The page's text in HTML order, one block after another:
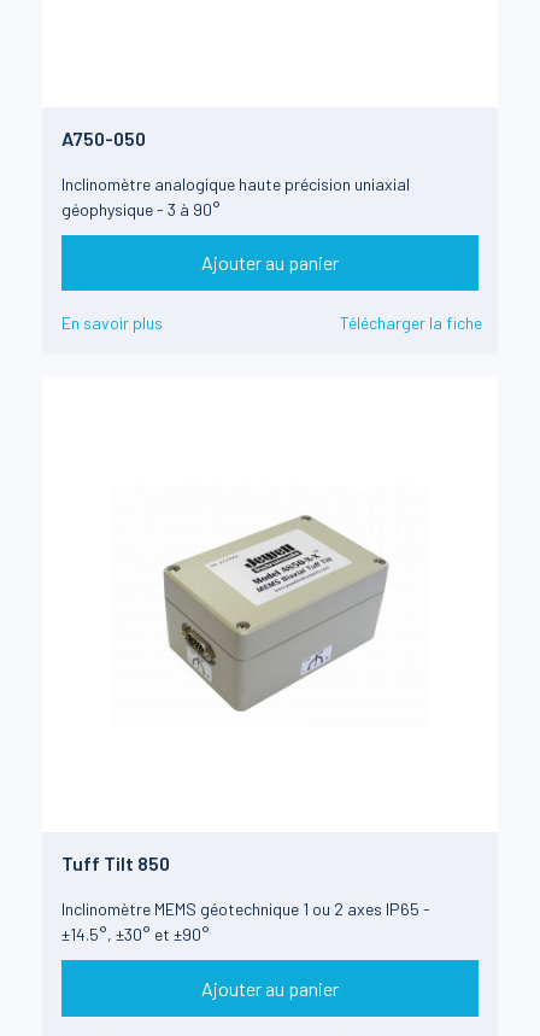
A750-050
Inclinomètre analogique haute précision uniaxial
géophysique - 3 à 90°
Ajouter au panier
En savoir plus Télécharger la fiche
Tuff Tilt 850
Inclinomètre MEMS géotechnique 1 ou 2 axes IP65 -
±14.5°, ±30° et ±90°
Ajouter au panier